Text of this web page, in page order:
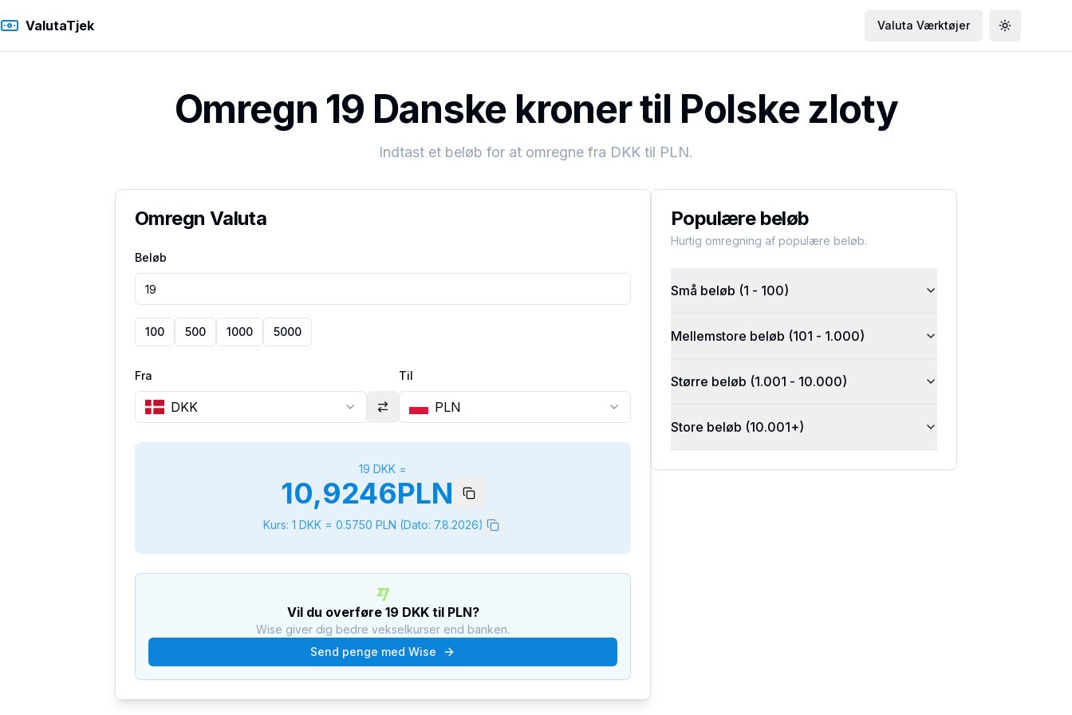
ValutaTjek Valuta Værktøjer Toggle
Omregn 19 Danske kroner til Polske zloty
Indtast et beløb for at omregne fra DKK til PLN.
Omregn Valuta
Beløb
100 500 1000 5000
Fra
DKK
Til
PLN
19 DKK =
10,9246PLN
Kurs: 1 DKK = 0.5750 PLN (Dato: 7.8.2026)
Vil du overføre 19 DKKtil PLN?
Wise giver dig bedre vekselkurser end banken.
Send penge med Wise
Populære beløb
Hurtig omregning af populære beløb.
Små beløb (1 - 100)
Mellemstore beløb (101 - 1.000)
Større beløb (1.001 - 10.000)
Store beløb (10.001+)